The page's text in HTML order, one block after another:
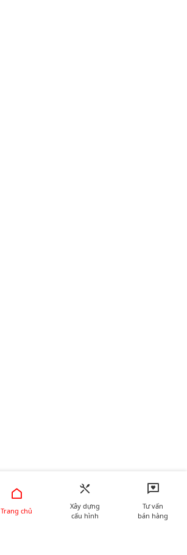
Trang chủ
Xây dựng
cấu hình
Tư vấn
bán hàng